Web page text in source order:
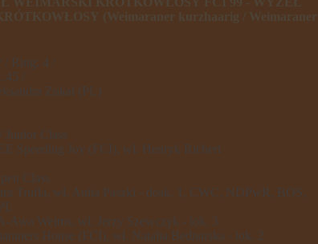
(Weimaraner kurzhaarig / Weimaraner
Ring: 4 /
/
Zukal (PL)
Junior Class
Speeding Joy (FCI), wł. Henryk Richert
Class
Trufla, wł. Anita Paszki - dosk. 1, CWC, NDPwR, BOS,
Weims, wł. Jerzy Szewczyk - lok. 3
House (FCI), wł. Natalia Bednarska - lok. 2